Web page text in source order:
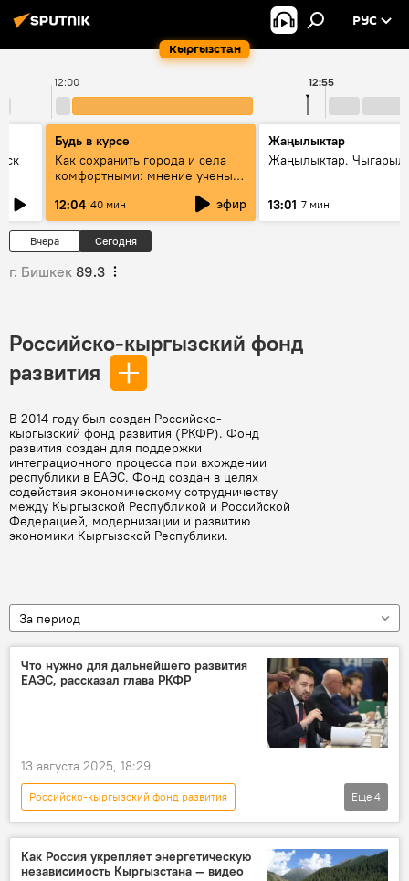
Кыргызстан
РУС
12:00 12:55
Будь в курсе
Как сохранить города и села
комфортными: мнение ученых
12:04 40 мин эфир
Жаңылыктар
Жаңылыктар.
13:01 7 мин
Вчера Сегодня
г. Бишкек 89.3
Российско-кыргызский фонд
развития
В 2014 году был создан Российско-
кыргызский фонд развития (РКФР). Фонд
развития создан для поддержки
интеграционного процесса при вхождении
республики в ЕАЭС. Фонд создан в целях
содействия экономическому сотрудничеству
между Кыргызской Республикой и Российской
Федерацией, модернизации и развитию
экономики Кыргызской Республики.
За период
Что нужно для дальнейшего развития
ЕАЭС, рассказал глава РКФР
13 августа 2025, 18:29
Российско-кыргызский фонд развития
Кыргызстан
ЕАЭС
развитие
Артем Новиков
Еще 4
Как Россия укрепляет энергетическую
независимость Кыргызстана — видео